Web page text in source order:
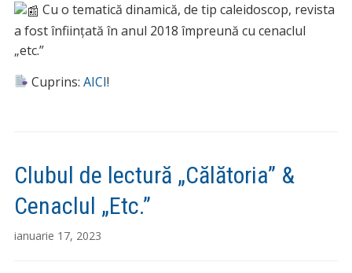
Cu o tematică dinamică, de tip caleidoscop, revista
a fost înființată în anul 2018 împreună cu cenaclul
„etc.”
Cuprins:AICI!
Clubul de lectură „Călătoria” &
Cenaclul „Etc.”
ianuarie 17, 2023